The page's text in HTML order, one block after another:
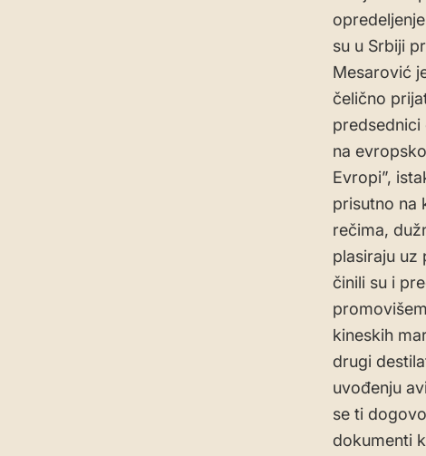
su u Srbiji
Mesarović
čelično
predsednici
na
Evropi”,
prisutno na
rečima,
plasiraju uz
činili su i
kineskih
drugi
uvođenju
se ti
dokumenti